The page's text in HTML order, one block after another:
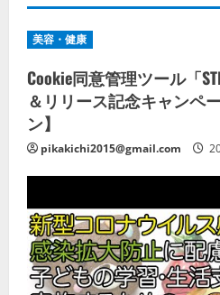
美容・健康
Cookie同意管理ツール「
＆リリース記念キャンペ
ン】
pikakichi2015@gmail.com